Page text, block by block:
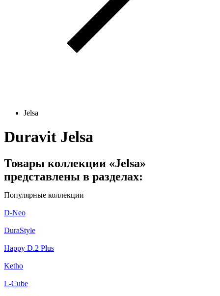
Jelsa
Duravit Jelsa
Товары коллекции «Jelsa»
представлены в разделах:
Популярные коллекции
D-Neo
DuraStyle
Happy D.2 Plus
Ketho
L-Cube